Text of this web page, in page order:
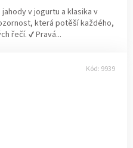
v jogurtu a klasika v
která potěší každého,
řečí. ✔ Pravá...
Kód: 9939